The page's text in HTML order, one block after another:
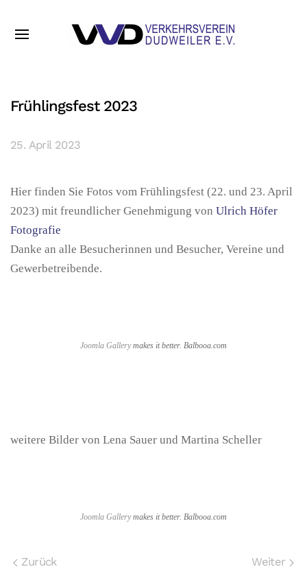
Frühlingsfest 2023
25. April 2023
Hier finden Sie Fotos vom Frühlingsfest (22. und 23. April
2023) mit freundlicher Genehmigung von Ulrich Höfer
Fotografie
Danke an alle Besucherinnen und Besucher, Vereine und
Gewerbetreibende.
Joomla Gallerymakes it better. Balbooa.com
weitere Bilder von Lena Sauer und Martina Scheller
Joomla Gallerymakes it better. Balbooa.com
Zurück Weiter